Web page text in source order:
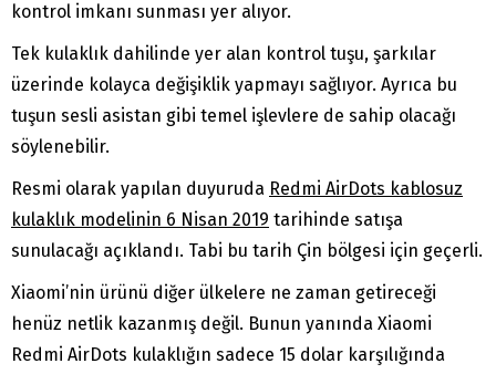
kontrol imkanı sunması yer alıyor.
Tek kulaklık dahilinde yer alan kontrol tuşu, şarkılar
üzerinde kolayca değişiklik yapmayı sağlıyor. Ayrıca bu
tuşun sesli asistan gibi temel işlevlere de sahip olacağı
söylenebilir.
Resmi olarak yapılan duyuruda Redmi AirDots kablosuz
kulaklık modelinin 6 Nisan 2019 tarihinde satışa
sunulacağı açıklandı. Tabi bu tarih Çin bölgesi için geçerli.
Xiaomi’nin ürünü diğer ülkelere ne zaman getireceği
henüz netlik kazanmış değil. Bunun yanında Xiaomi
Redmi AirDots kulaklığın sadece 15 dolar karşılığında